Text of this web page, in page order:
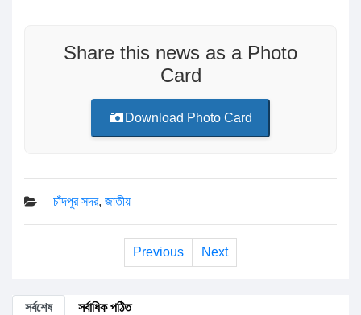
Share this news as a Photo
Card
Download Photo Card
চাঁদপুর সদর, জাতীয়
Previous Next
সর্বশেষ সর্বাধিক পঠিত